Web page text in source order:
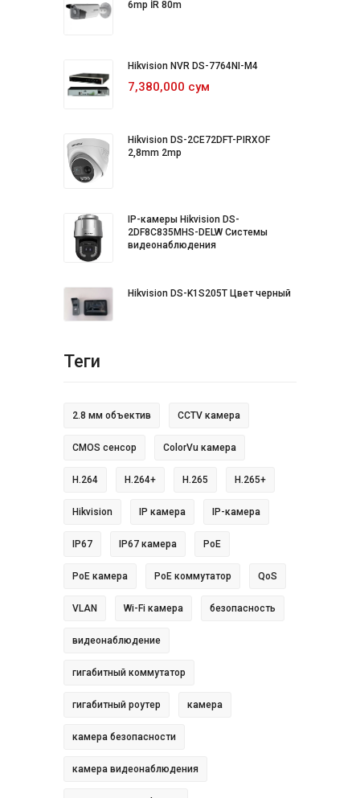
6mp İR 80m
Hikvision NVR DS-7764NI-M4
7,380,000 сум
Hikvision DS-2CE72DFT-PIRXOF
2,8mm 2mp
IP-камеры Hikvision DS-
2DF8C835MHS-DELW Системы
видеонаблюдения
Hikvision DS-K1S205T Цвет черный
Теги
2.8 мм объектив CCTV камера
CMOS сенсор ColorVu камера
H.264 H.264+ H.265 H.265+
Hikvision IP камера IP-камера
IP67 IP67 камера PoE
PoE камера PoE коммутатор QoS
VLAN Wi-Fi камера безопасность
видеонаблюдение
гигабитный коммутатор
гигабитный роутер камера
камера безопасности
камера видеонаблюдения